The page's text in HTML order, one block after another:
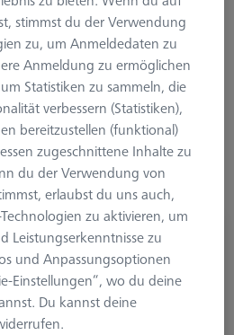
direkt im Messprozess
Komponenten die zur Ordnung
auf der Maschine
Produkten für KMGs kann
als auch die Lebensdauer
verlängert werden.
KMG Zubehör
stimmst du der Verwendung
zu, um Anmeldedaten zu
Anmeldung zu ermöglichen
Statistiken zu sammeln, die
verbessern (Statistiken),
bereitzustellen (funktional)
zugeschnittene Inhalte zu
du der Verwendung von
erlaubst du uns auch,
zu aktivieren, um
Leistungserkenntnisse zu
und Anpassungsoptionen
Einstellungen“, wo du deine
Du kannst deine